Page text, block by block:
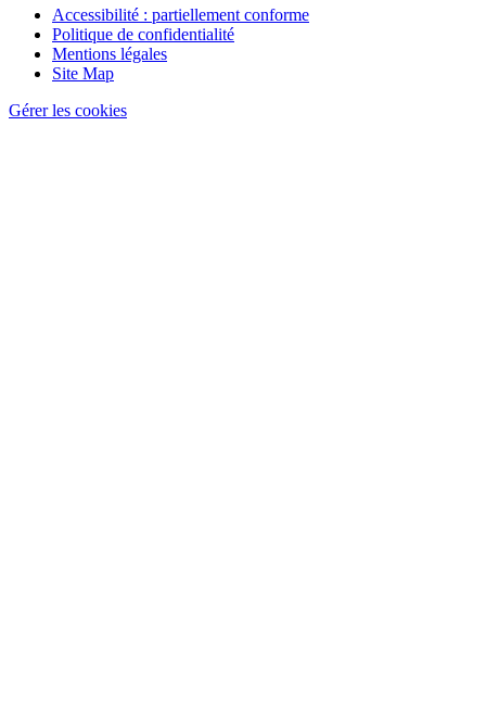
Pied
page
Accessibilité : partiellement conforme
Politique de confidentialité
Mentions légales
Site Map
Gérer les cookies